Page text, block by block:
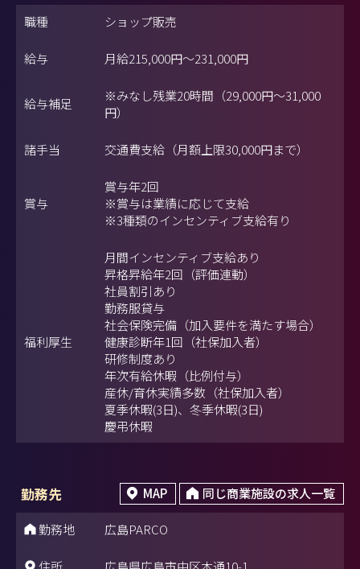
職種 ショップ販売
給与 月給215,000円～231,000円
給与補足
※みなし残業20時間（29,000円～31,000
円）
諸手当 交通費支給（月額上限30,000円まで）
賞与
賞与年2回
※賞与は業績に応じて支給
※3種類のインセンティブ支給有り
福利厚生
月間インセンティブ支給あり
昇格昇給年2回（評価連動）
社員割引あり
勤務服貸与
社会保険完備（加入要件を満たす場合）
健康診断年1回（社保加入者）
研修制度あり
年次有給休暇（比例付与）
産休/育休実績多数（社保加入者）
夏季休暇(3日)、冬季休暇(3日)
慶弔休暇
勤務先 MAP 同じ商業施設の求人一覧
勤務地 広島PARCO